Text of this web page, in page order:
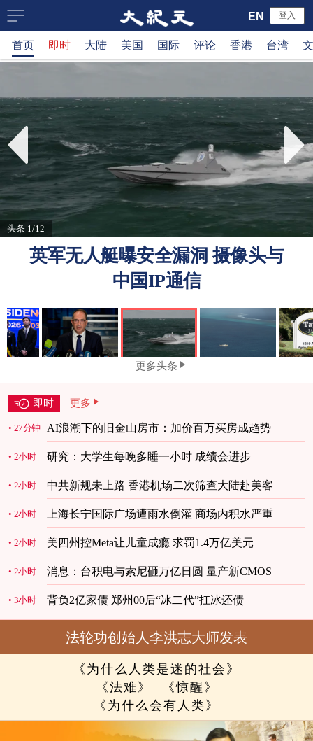
大
纪
元
新
闻
网
登入
EN
首页 即时 大陆 美国 国际 评论 香港 台湾
头条 1/12
英军无人艇曝安全漏洞 摄像头与
中国IP通信
更多头条
即时 更多
27分钟 AI浪潮下的旧金山房市：加价百万买房成趋势
2小时 研究：大学生每晚多睡一小时 成绩会进步
2小时 中共新规未上路 香港机场二次筛查大陆赴美客
2小时 上海长宁国际广场遭雨水倒灌 商场内积水严重
2小时 美四州控Meta让儿童成瘾 求罚1.4万亿美元
2小时 消息：台积电与索尼砸万亿日圆 量产新CMOS
3小时 背负2亿家债 郑州00后“冰二代”扛冰还债
法轮功创始人李洪志大师发表
《为什么人类是迷的社会》
《法难》
《惊醒》
《为什么会有人类》